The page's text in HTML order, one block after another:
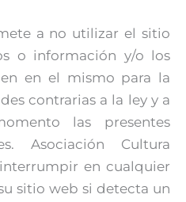
a no utilizar el sitio
o información y/o los
en el mismo para la
contrarias a la ley y a
las presentes
Asociación Cultura
en cualquier
sitio web si detecta un